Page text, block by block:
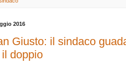
2016
Giusto: il sindaco
doppio